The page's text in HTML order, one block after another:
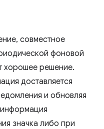
совместное
фоновой
хорошее решение.
доставляется
и обновляя
значка либо при